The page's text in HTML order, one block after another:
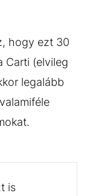
hogy ezt 30
Carti (elvileg
legalább
is